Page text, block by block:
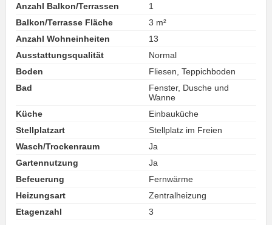
Anzahl Balkon/Terrassen
1
Balkon/Terrasse Fläche
3 m²
Anzahl Wohneinheiten
13
Ausstattungsqualität
Normal
Boden
Fliesen, Teppichboden
Bad
Fenster, Dusche und
Wanne
Küche
Einbauküche
Stellplatzart
Stellplatz im Freien
Wasch/Trockenraum
Ja
Gartennutzung
Ja
Befeuerung
Fernwärme
Heizungsart
Zentralheizung
Etagenzahl
3